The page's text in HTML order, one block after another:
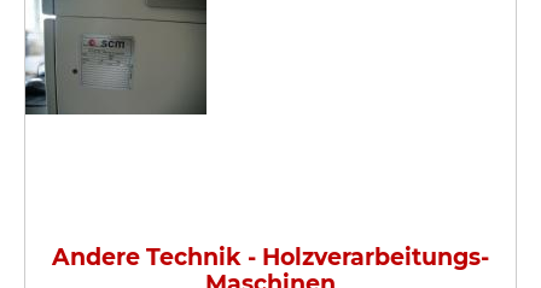
Andere Technik - Holzverarbeitungs-